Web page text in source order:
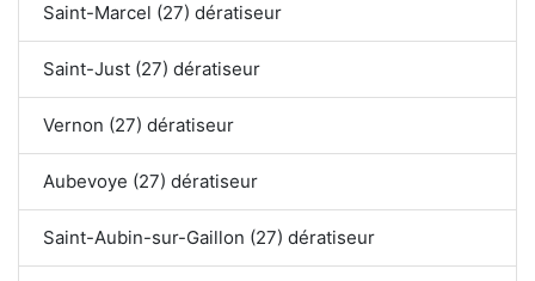
Saint-Marcel (27) dératiseur
Saint-Just (27) dératiseur
Vernon (27) dératiseur
Aubevoye (27) dératiseur
Saint-Aubin-sur-Gaillon (27) dératiseur